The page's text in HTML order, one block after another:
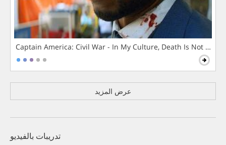
Captain America: Civil War - In My Culture, Death Is Not The
عرض المزيد
تدريبات بالفيديو